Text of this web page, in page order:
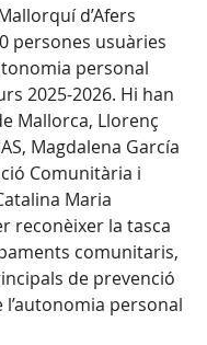
d’Afers
persones usuàries
personal
2025-2026. Hi han
Mallorca, Llorenç
Magdalena García
Comunitària i
Maria
reconèixer la tasca
comunitaris,
de prevenció
personal